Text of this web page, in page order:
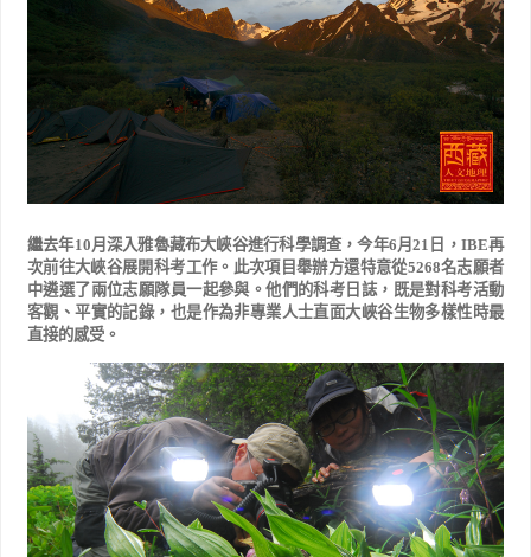
繼去年10 月深入雅魯藏布大峽谷進行科學調查，今年6 月21 日， IBE再
次前往大峽谷展開科考工作。此次項目舉辦方還特意從5268名志願者
中遴選了兩位志願隊員一起參與。他們的科考日誌，既是對科考活動
客觀、平實的記錄，也是作為非專業人士直面大峽谷生物多樣性時最
直接的感受。